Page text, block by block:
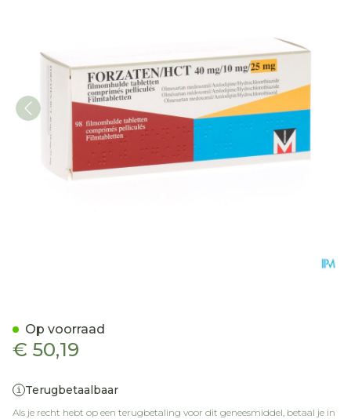
€ 50,19
Terugbetaalbaar
Als je recht hebt op een terugbetaling voor dit geneesmiddel, betaal je in
Op voorraad